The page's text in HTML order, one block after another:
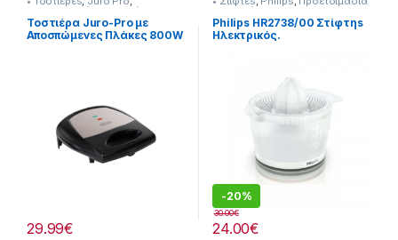
Προετοιμασία Πρωινού
Τοστιέρα Juro-Pro με
Αποσπώμενες Πλάκες 800W
29.99€
Πρωινού
Philips HR2738/00 Στίφτηs
Ηλεκτρικός.
-20%
24.00€
30.00€